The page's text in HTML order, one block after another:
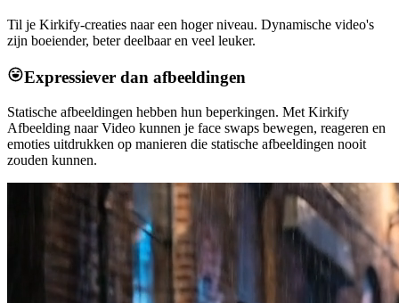
Til je Kirkify-creaties naar een hoger niveau. Dynamische video's
zijn boeiender, beter deelbaar en veel leuker.
Expressiever dan afbeeldingen
Statische afbeeldingen hebben hun beperkingen. Met Kirkify
Afbeelding naar Video kunnen je face swaps bewegen, reageren en
emoties uitdrukken op manieren die statische afbeeldingen nooit
zouden kunnen.